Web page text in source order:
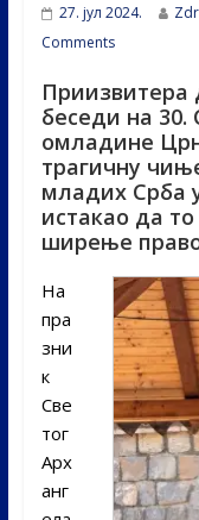
27. јул 2024.
Comments
Приизвитера
беседи на 30.
омладине
трагичну
младих Срба
истакао да
ширење
На
пра
зни
к
Све
тог
Арх
анг